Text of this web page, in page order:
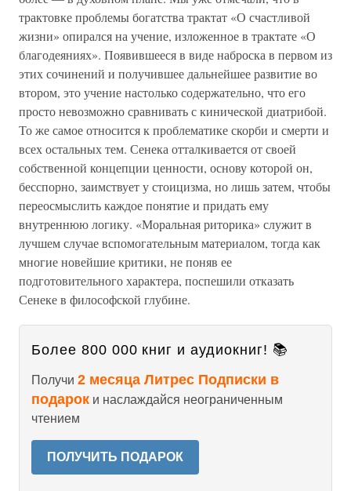
трактовке проблемы богатства трактат «О счастливой
жизни» опирался на учение, изложенное в трактате «О
благодеяниях». Появившееся в виде наброска в первом из
этих сочинений и получившее дальнейшее развитие во
втором, это учение настолько содержательно, что его
просто невозможно сравнивать с кинической диатрибой.
То же самое относится к проблематике скорби и смерти и
всех остальных тем. Сенека отталкивается от своей
собственной концепции ценности, основу которой он,
бесспорно, заимствует у стоицизма, но лишь затем, чтобы
переосмыслить каждое понятие и придать ему
внутреннюю логику. «Моральная риторика» служит в
лучшем случае вспомогательным материалом, тогда как
многие новейшие критики, не поняв ее
подготовительного характера, поспешили отказать
Сенеке в философской глубине.
Более 800 000 книг и аудиокниг! 📚
Получи 2 месяца Литрес Подписки в
подарок и наслаждайся неограниченным
чтением
ПОЛУЧИТЬ ПОДАРОК